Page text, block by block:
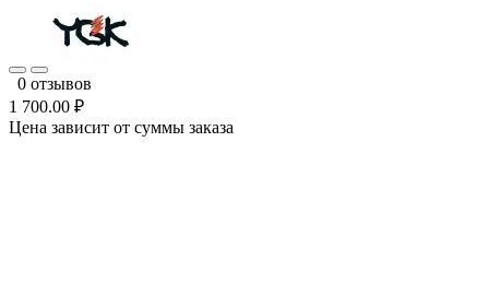
0 отзывов
1 700.00 ₽
Цена зависит от суммы заказа